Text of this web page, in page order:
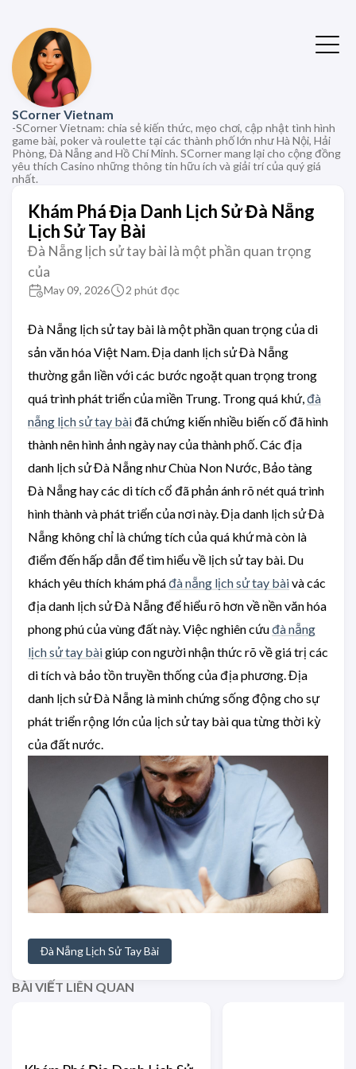
SCorner Vietnam
-SCorner Vietnam: chia sẻ kiến thức, mẹo chơi, cập nhật tình hình
game bài, poker và roulette tại các thành phố lớn như Hà Nội, Hải
Phòng, Đà Nẵng and Hồ Chí Minh. SCorner mang lại cho cộng đồng
yêu thích Casino những thông tin hữu ích và giải trí của quý giá
nhất.
Khám Phá Địa Danh Lịch Sử Đà Nẵng
Lịch Sử Tay Bài
Đà Nẵng lịch sử tay bài là một phần quan trọng
của
May 09, 2026 2 phút đọc
Đà Nẵng lịch sử tay bài là một phần quan trọng của di
sản văn hóa Việt Nam. Địa danh lịch sử Đà Nẵng
thường gắn liền với các bước ngoặt quan trọng trong
quá trình phát triển của miền Trung. Trong quá khứ,đà
nẵng lịch sử tay bàiđã chứng kiến nhiều biến cố đã hình
thành nên hình ảnh ngày nay của thành phố. Các địa
danh lịch sử Đà Nẵng như Chùa Non Nước, Bảo tàng
Đà Nẵng hay các di tích cổ đã phản ánh rõ nét quá trình
hình thành và phát triển của nơi này. Địa danh lịch sử Đà
Nẵng không chỉ là chứng tích của quá khứ mà còn là
điểm đến hấp dẫn để tìm hiểu về lịch sử tay bài. Du
khách yêu thích khám pháđà nẵng lịch sử tay bàivà các
địa danh lịch sử Đà Nẵng để hiểu rõ hơn về nền văn hóa
phong phú của vùng đất này. Việc nghiên cứuđà nẵng
lịch sử tay bàigiúp con người nhận thức rõ về giá trị các
di tích và bảo tồn truyền thống của địa phương. Địa
danh lịch sử Đà Nẵng là minh chứng sống động cho sự
phát triển rộng lớn của lịch sử tay bài qua từng thời kỳ
của đất nước.
Đà Nẵng Lịch Sử Tay Bài
BÀI VIẾT LIÊN QUAN